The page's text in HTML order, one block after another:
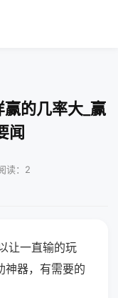
的几率大_赢
闻
读：2
让一直输的玩
神器，有需要的